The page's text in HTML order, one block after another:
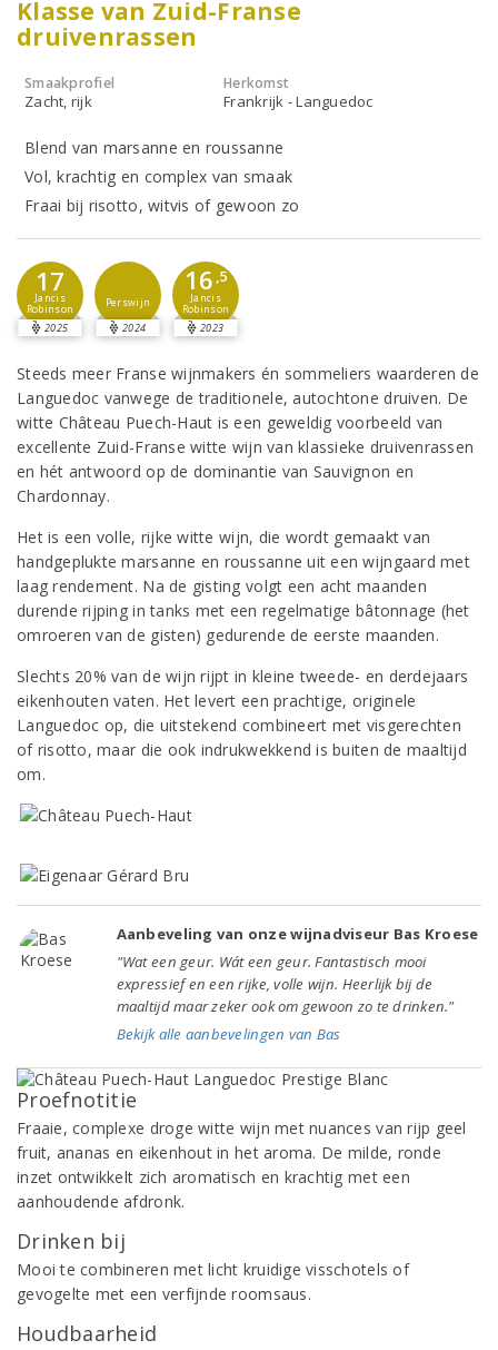
Klasse van Zuid-Franse
druivenrassen
Smaakprofiel
Zacht, rijk
Herkomst
Frankrijk - Languedoc
Blend van marsanne en roussanne
Vol, krachtig en complex van smaak
Fraai bij risotto, witvis of gewoon zo
17
Jancis
Robinson
2025
Perswijn
2024
16 ,5
Jancis
Robinson
2023
Steeds meer Franse wijnmakers én sommeliers waarderen de
Languedoc vanwege de traditionele, autochtone druiven. De
witte Château Puech-Haut is een geweldig voorbeeld van
excellente Zuid-Franse witte wijn van klassieke druivenrassen
en hét antwoord op de dominantie van Sauvignon en
Chardonnay.
Het is een volle, rijke witte wijn, die wordt gemaakt van
handgeplukte marsanne en roussanne uit een wijngaard met
laag rendement. Na de gisting volgt een acht maanden
durende rijping in tanks met een regelmatige bâtonnage (het
omroeren van de gisten) gedurende de eerste maanden.
Slechts 20% van de wijn rijpt in kleine tweede- en derdejaars
eikenhouten vaten. Het levert een prachtige, originele
Languedoc op, die uitstekend combineert met visgerechten
of risotto, maar die ook indrukwekkend is buiten de maaltijd
om.
Aanbeveling van onze wijnadviseur Bas Kroese
"Wat een geur. Wát een geur. Fantastisch mooi
expressief en een rijke, volle wijn. Heerlijk bij de
maaltijd maar zeker ook om gewoon zo te drinken."
Bekijk alle aanbevelingen van Bas
Proefnotitie
Fraaie, complexe droge witte wijn met nuances van rijp geel
fruit, ananas en eikenhout in het aroma. De milde, ronde
inzet ontwikkelt zich aromatisch en krachtig met een
aanhoudende afdronk.
Drinken bij
Mooi te combineren met licht kruidige visschotels of
gevogelte met een verfijnde roomsaus.
Houdbaarheid